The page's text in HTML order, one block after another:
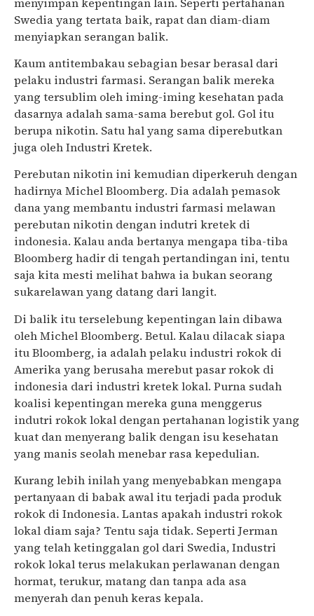
Swedia yang tertata baik, rapat dan diam-diam
menyiapkan serangan balik.
Kaum antitembakau sebagian besar berasal dari
pelaku industri farmasi. Serangan balik mereka
yang tersublim oleh iming-iming kesehatan pada
dasarnya adalah sama-sama berebut gol. Gol itu
berupa nikotin. Satu hal yang sama diperebutkan
juga oleh Industri Kretek.
Perebutan nikotin ini kemudian diperkeruh dengan
hadirnya Michel Bloomberg. Dia adalah pemasok
dana yang membantu industri farmasi melawan
perebutan nikotin dengan indutri kretek di
indonesia. Kalau anda bertanya mengapa tiba-tiba
Bloomberg hadir di tengah pertandingan ini, tentu
saja kita mesti melihat bahwa ia bukan seorang
sukarelawan yang datang dari langit.
Di balik itu terselebung kepentingan lain dibawa
oleh Michel Bloomberg. Betul. Kalau dilacak siapa
itu Bloomberg, ia adalah pelaku industri rokok di
Amerika yang berusaha merebut pasar rokok di
indonesia dari industri kretek lokal. Purna sudah
koalisi kepentingan mereka guna menggerus
indutri rokok lokal dengan pertahanan logistik yang
kuat dan menyerang balik dengan isu kesehatan
yang manis seolah menebar rasa kepedulian.
Kurang lebih inilah yang menyebabkan mengapa
pertanyaan di babak awal itu terjadi pada produk
rokok di Indonesia. Lantas apakah industri rokok
lokal diam saja? Tentu saja tidak. Seperti Jerman
yang telah ketinggalan gol dari Swedia, Industri
rokok lokal terus melakukan perlawanan dengan
hormat, terukur, matang dan tanpa ada asa
menyerah dan penuh keras kepala.